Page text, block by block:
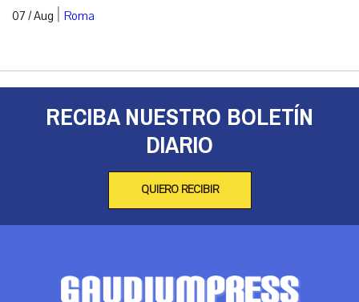
07 / Aug | Roma
RECIBA NUESTRO BOLETÍN
DIARIO
QUIERO RECIBIR